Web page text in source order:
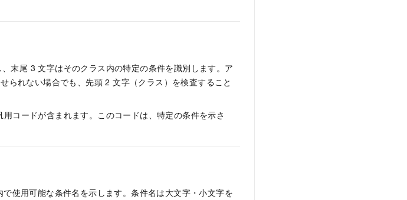
末尾 3 文字はそのクラス内の特定の条件を識別します。ア
られない場合でも、先頭 2 文字（クラス）を検査すること
用コードが含まれます。このコードは、特定の条件を示さ
使用可能な条件名を示します。条件名は大文字・小文字を